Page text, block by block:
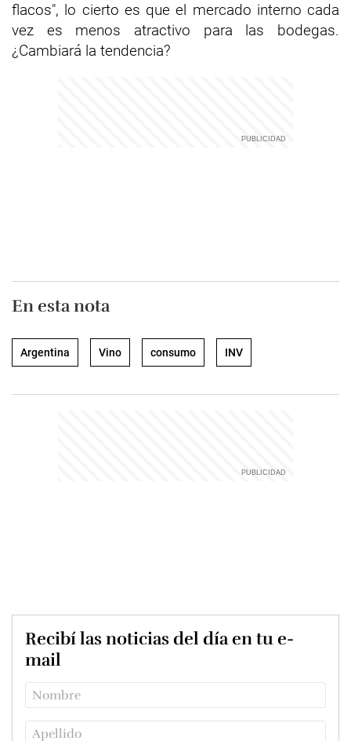
flacos", lo cierto es que el mercado interno cada
vez es menos atractivo para las bodegas.
¿Cambiará la tendencia?
En esta nota
Argentina Vino consumo INV
Recibí las noticias del día en tu e-
mail